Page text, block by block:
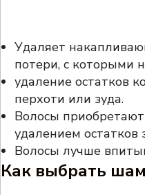
Удаляет
потери, с которыми
удаление остатков
перхоти или зуда.
Волосы
удалением
Волосы лучше
Как выбрать